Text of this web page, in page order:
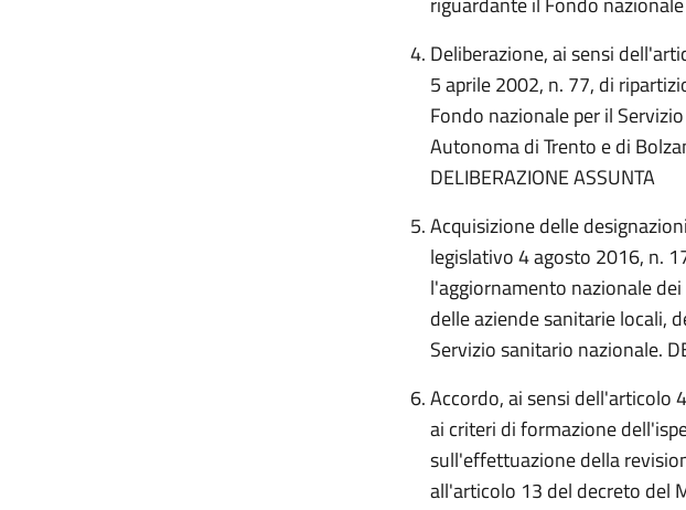
Deliberazione, ai sensi
5 aprile 2002, n. 77, di
Fondo nazionale per il
Autonoma di Trento e di
DELIBERAZIONE ASSUNTA
Acquisizione delle
legislativo 4 agosto 2016, n.
l'aggiornamento nazionale
delle aziende sanitarie locali,
Servizio sanitario nazionale.
Accordo, ai sensi dell'articolo
ai criteri di formazione
sull'effettuazione della
all'articolo 13 del decreto del